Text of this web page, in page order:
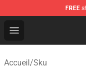
FREE
Open menu
Anime Lamp
Accueil/Sku